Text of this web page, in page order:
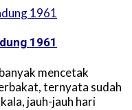
1961
mencetak
ternyata sudah
jauh-jauh hari